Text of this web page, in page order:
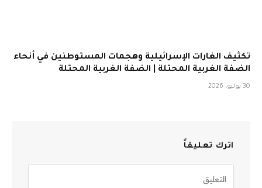
تكثيف الغارات الإسرائيلية وهجمات المستوطنين في أنحاء
الضفة الغربية المحتلة | الضفة الغربية المحتلة
30 يوليو، 2026
اترك تعليقاً